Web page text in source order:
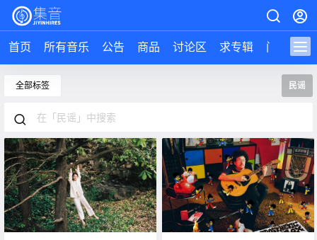
首页 所有音乐 公告 商品 讨论区 求专辑 问答 导
全部标签 民谣